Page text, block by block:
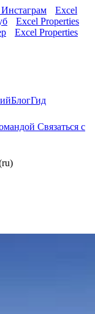
Excel
Excel Properties
Excel Properties
БлогГид
Связаться с